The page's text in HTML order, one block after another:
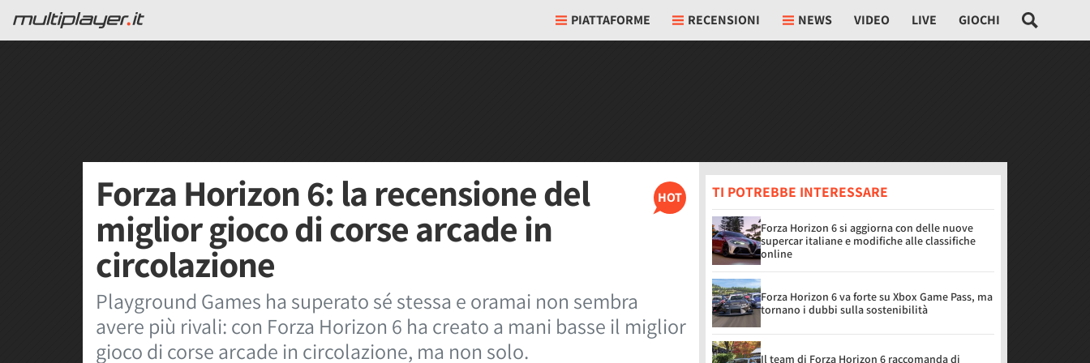
PIATTAFORME RECENSIONI NEWS VIDEO LIVE GIOCHI
HOT
Forza Horizon 6: la recensione del
miglior gioco di corse arcade in
circolazione
Playground Games ha superato sé stessa e oramai non sembra
avere più rivali: con Forza Horizon 6 ha creato a mani basse il miglior
gioco di corse arcade in circolazione, ma non solo.
TI POTREBBE INTERESSARE
Forza Horizon 6 si aggiorna con delle nuove
supercar italiane e modifiche alle classifiche
online
Forza Horizon 6 va forte su Xbox Game Pass, ma
tornano i dubbi sulla sostenibilità
Il team di Forza Horizon 6 raccomanda di